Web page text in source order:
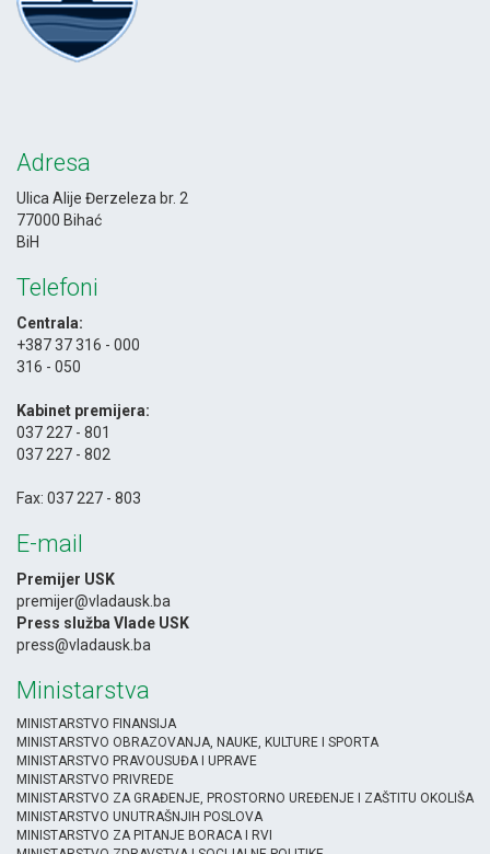
Adresa
Ulica Alije Đerzeleza br. 2
77000 Bihać
BiH
Telefoni
Centrala:
+387 37 316 - 000
316 - 050
Kabinet premijera:
037 227 - 801
037 227 - 802
Fax: 037 227 - 803
E-mail
Premijer USK
premijer@vladausk.ba
Press služba Vlade USK
press@vladausk.ba
Ministarstva
MINISTARSTVO FINANSIJA
MINISTARSTVO OBRAZOVANJA, NAUKE, KULTURE I SPORTA
MINISTARSTVO PRAVOUSUĐA I UPRAVE
MINISTARSTVO PRIVREDE
MINISTARSTVO ZA GRAĐENJE, PROSTORNO UREĐENJE I ZAŠTITU OKOLIŠA
MINISTARSTVO UNUTRAŠNJIH POSLOVA
MINISTARSTVO ZA PITANJE BORACA I RVI